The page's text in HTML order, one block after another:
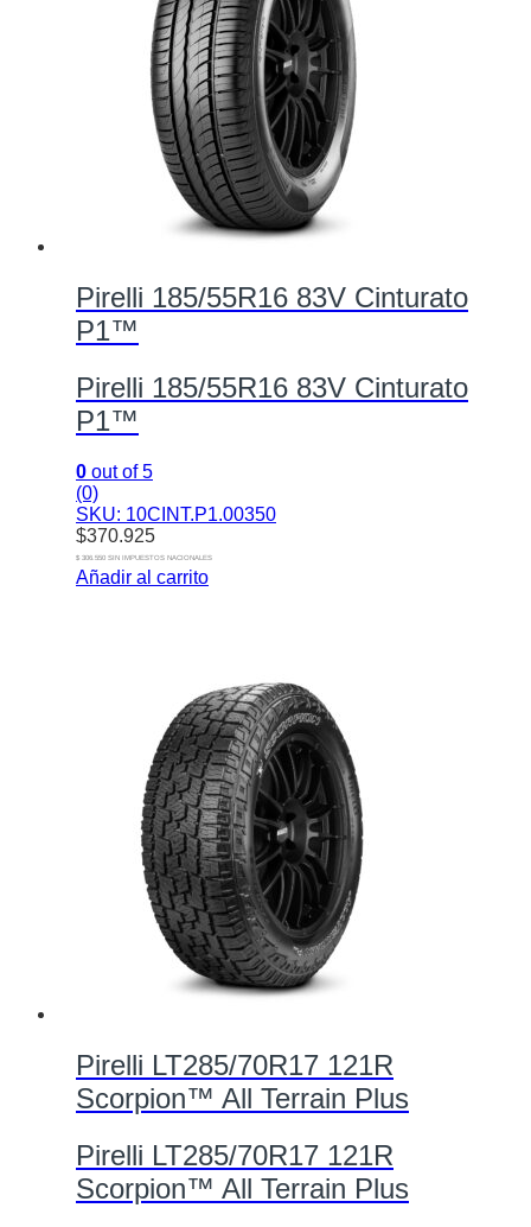
Pirelli 185/55R16 83V Cinturato
P1™
Pirelli 185/55R16 83V Cinturato
P1™
0 out of 5
(0)
SKU: 10CINT.P1.00350
$370.925
$ 306.550 SIN IMPUESTOS NACIONALES
Añadir al carrito
Pirelli LT285/70R17 121R
Scorpion™ All Terrain Plus
Pirelli LT285/70R17 121R
Scorpion™ All Terrain Plus